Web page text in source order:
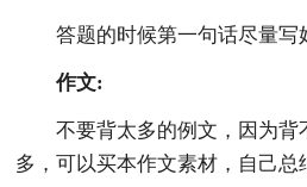
答题的时候第一句话尽量写
作文:
不要背太多的例文，因为
多，可以买本作文素材，自己总